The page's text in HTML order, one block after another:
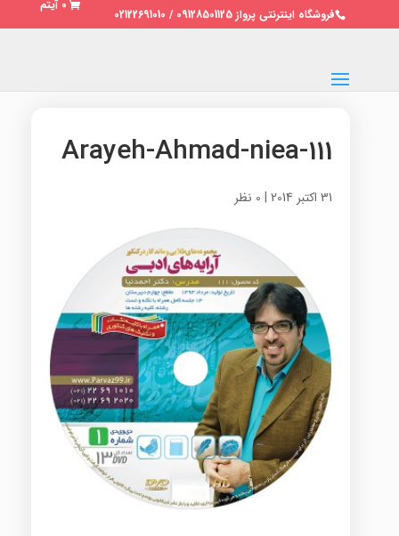
فروشگاه اینترنتی پرواز 09128501125 / 02122691010
0 آیتم
111-Arayeh-Ahmad-niea
31 اکتبر 2014 | 0 نظر